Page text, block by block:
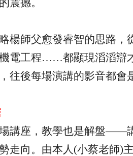
震撼。
楊師父愈發睿智的思路，
電工程……都顯現滔滔辯
往後每場演講的影音都會
講座，教學也是解盤——
走向。由本人(小蔡老師)